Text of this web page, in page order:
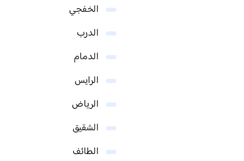
الخفجي
الدرب
الدمام
الرايس
الرياض
الشقيق
الطائف